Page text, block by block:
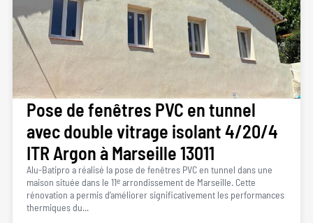
Pose de fenêtres PVC en tunnel
avec double vitrage isolant 4/20/4
ITR Argon à Marseille 13011
Alu-Batipro a réalisé la pose de fenêtres PVC en tunnel dans une
maison située dans le 11ᵉ arrondissement de Marseille. Cette
rénovation a permis d’améliorer significativement les performances
thermiques du...